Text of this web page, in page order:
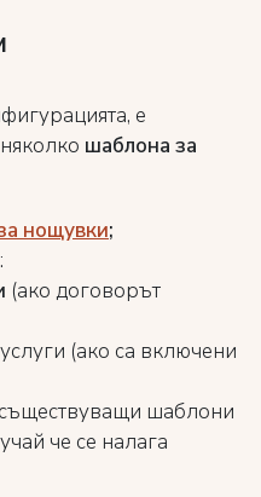
е
шаблона за
нощувки;
(ако договорът
услуги (ако са включени
шаблони
че се налага